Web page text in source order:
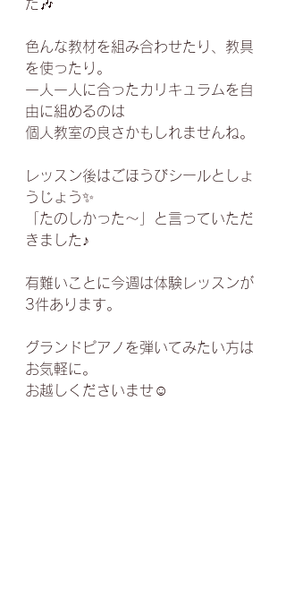
た🎶﻿
色んな教材を組み合わせたり、教具
を使ったり。﻿
一人一人に合ったカリキュラムを自
由に組めるのは﻿
個人教室の良さかもしれませんね。﻿
レッスン後はごほうびシールとしょ
うじょう✨﻿
「たのしかった〜」と言っていただ
きました♪﻿
有難いことに今週は体験レッスンが
3件あります。﻿
グランドピアノを弾いてみたい方は
お気軽に。﻿
お越しくださいませ☺️﻿